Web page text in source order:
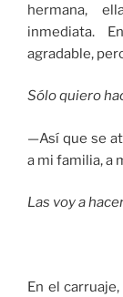
hermana,
inmediata.
agradable,
Sólo quiero
—Así que se
a mi familia, a
Las voy a
En el